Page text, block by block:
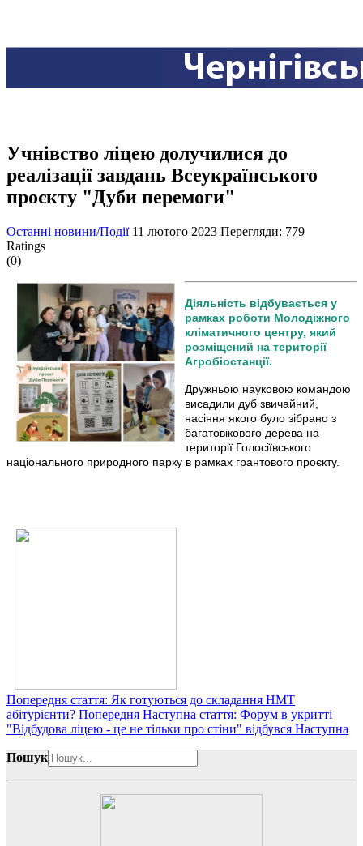
Учнівство ліцею долучилися до
реалізації завдань Всеукраїнського
проєкту "Дуби перемоги"
Останні новини/Події 11 лютого 2023 Перегляди: 779
Ratings
(0)
Діяльність відбувається у
рамках роботи Молодіжного
кліматичного центру, який
розміщений на території
Агробіостанції.
Дружньою науковою командою
висадили дуб звичайний,
насіння якого було зібрано з
багатовікового дерева на
території Голосіївського
національного природного парку в рамках грантового проєкту.
Попередня стаття: Як готуються до складання НМТ
абітурієнти? Попередня Наступна стаття: Форум в укритті
"Відбудова ліцею - це не тільки про стіни" відбувся Наступна
Пошук